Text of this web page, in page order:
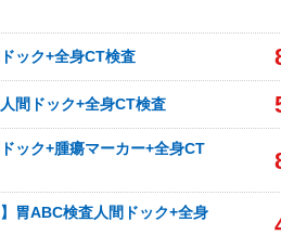
ック+全身CT検査
間ドック+全身CT検査
ック+腫瘍マーカー+全身CT
胃ABC検査人間ドック+全身